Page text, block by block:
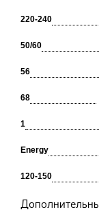
220-240
50/60
56
68
1
Energy
120-150